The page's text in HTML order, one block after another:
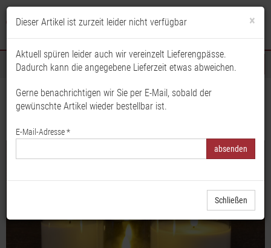
Sortiment
Startseite
Sortiment
LED Wachskerze im Glas, LED Echtwachskerze mit Timer, LED Beleuchtung
Dieser Artikel ist zurzeit leider nicht verfügbar ×
Aktuell spüren leider auch wir vereinzelt Lieferengpässe.
Dadurch kann die angegebene Lieferzeit etwas abweichen.
Gerne benachrichtigen wir Sie per E-Mail, sobald der
gewünschte Artikel wieder bestellbar ist.
E-Mail-Adresse *
Schließen